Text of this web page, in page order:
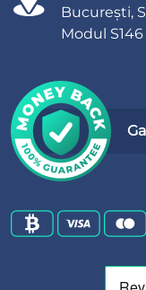
București,
Modul S146